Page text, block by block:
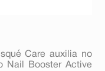
Care auxilia no
Nail Booster Active